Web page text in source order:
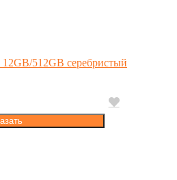
512GB серебристый